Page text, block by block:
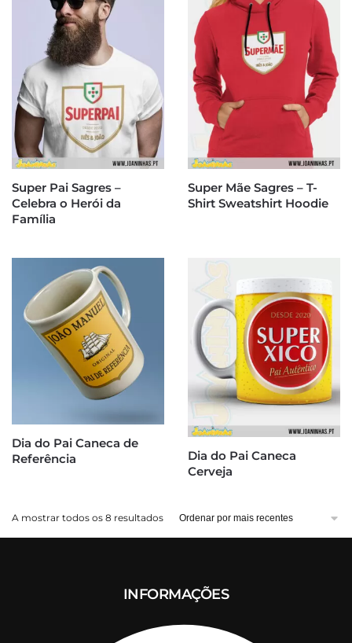
Super Pai Sagres –
Celebra o Herói da
Família
Super Mãe Sagres – T-
Shirt Sweatshirt Hoodie
Dia do Pai Caneca de
Referência
Dia do Pai Caneca
Cerveja
A mostrar todos os 8 resultadosOrdenado
INFORMAÇÕES